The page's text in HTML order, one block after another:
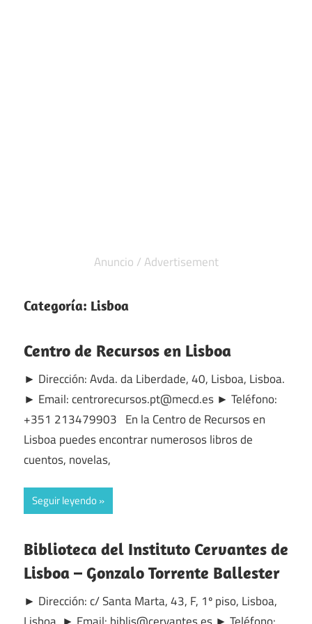
Categoría: Lisboa
Centro de Recursos en Lisboa
► Dirección: Avda. da Liberdade, 40, Lisboa, Lisboa.
► Email: centrorecursos.pt@mecd.es ► Teléfono:
+351 213479903 En la Centro de Recursos en
Lisboa puedes encontrar numerosos libros de
cuentos, novelas,
Seguir leyendo
Biblioteca del Instituto Cervantes de
Lisboa – Gonzalo Torrente Ballester
► Dirección: c/ Santa Marta, 43, F, 1º piso, Lisboa,